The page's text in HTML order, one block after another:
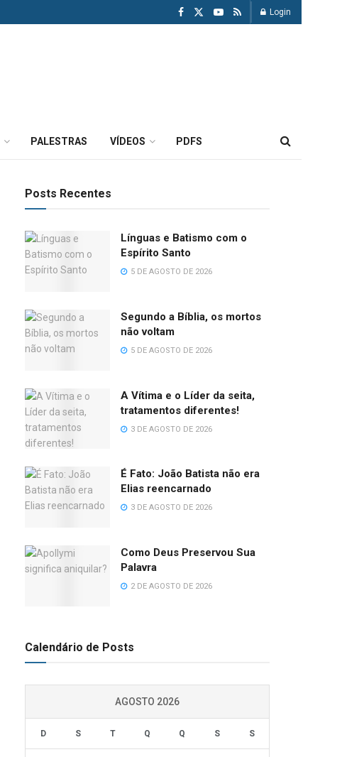
Login
PALESTRAS VÍDEOS PDFS
Posts Recentes
Línguas e Batismo com o
Espírito Santo
5 DE AGOSTO DE 2026
Segundo a Bíblia, os mortos
não voltam
5 DE AGOSTO DE 2026
A Vítima e o Líder da seita,
tratamentos diferentes!
3 DE AGOSTO DE 2026
É Fato: João Batista não era
Elias reencarnado
3 DE AGOSTO DE 2026
Como Deus Preservou Sua
Palavra
2 DE AGOSTO DE 2026
Calendário de Posts
AGOSTO 2026
D S T Q Q S S